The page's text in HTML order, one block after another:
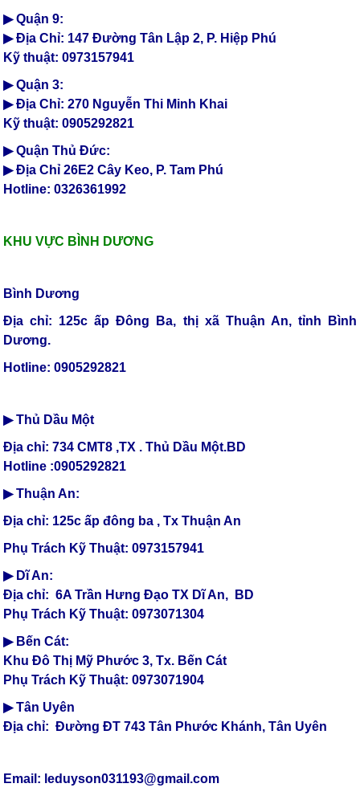
▶ Quận 9:
▶ Địa Chỉ: 147 Đường Tân Lập 2, P. Hiệp Phú
Kỹ thuật: 0973157941
▶ Quận 3:
▶ Địa Chỉ: 270 Nguyễn Thi Minh Khai
Kỹ thuật: 0905292821
▶ Quận Thủ Đức:
▶ Địa Chỉ 26E2 Cây Keo, P. Tam Phú
Hotline: 0326361992
KHU VỰC BÌNH DƯƠNG
Bình Dương
Địa chỉ: 125c ấp Đông Ba, thị xã Thuận An, tỉnh Bình
Dương.
Hotline: 0905292821
▶ Thủ Dầu Một
Địa chỉ: 734 CMT8 ,TX . Thủ Dầu Một.BD
Hotline :0905292821
▶ Thuận An:
Địa chỉ: 125c ấp đông ba , Tx Thuận An
Phụ Trách Kỹ Thuật: 0973157941
▶ Dĩ An:
Địa chỉ: 6A Trần Hưng Đạo TX Dĩ An, BD
Phụ Trách Kỹ Thuật: 0973071304
▶ Bến Cát:
Khu Đô Thị Mỹ Phước 3, Tx. Bến Cát
Phụ Trách Kỹ Thuật: 0973071904
▶ Tân Uyên
Địa chỉ: Đường ĐT 743 Tân Phước Khánh, Tân Uyên
Email: leduyson031193@gmail.com